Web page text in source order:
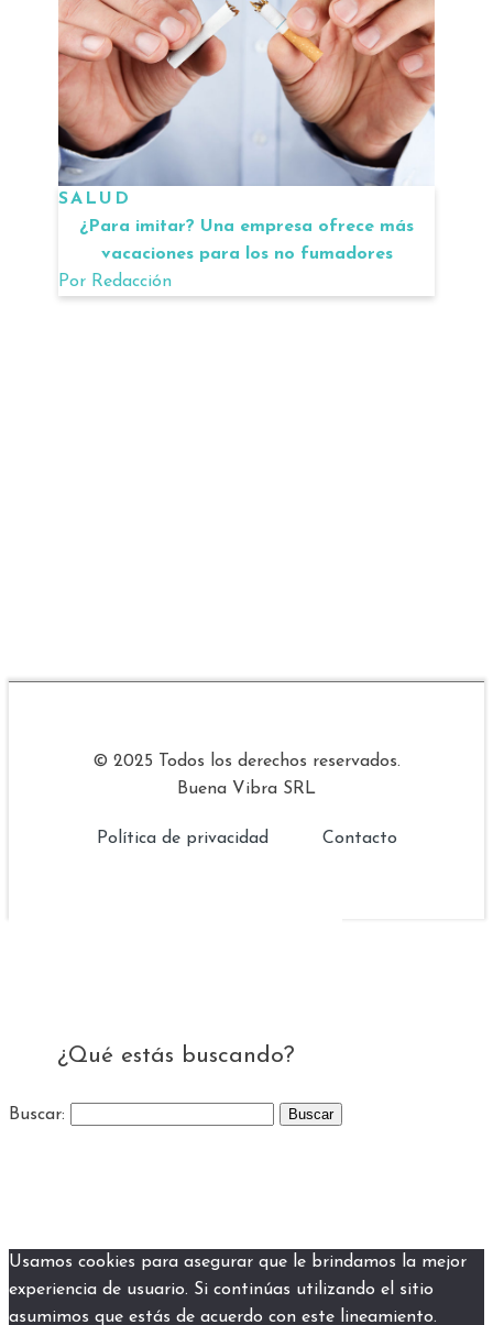
SALUD
¿Para imitar? Una empresa ofrece más
vacaciones para los no fumadores
Por Redacción
© 2025 Todos los derechos reservados.
Buena Vibra SRL
Política de privacidad Contacto
¿Qué estás buscando?
Buscar:
Usamos cookies para asegurar que le brindamos la mejor
experiencia de usuario. Si continúas utilizando el sitio
asumimos que estás de acuerdo con este lineamiento.